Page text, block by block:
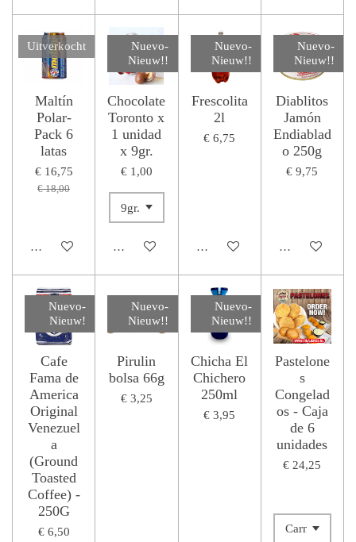
Uitverkocht
Maltín
Polar-
Pack 6
latas
€ 16,75
€ 18,00
Houd mij op de hoogte
Nuevo-
Nieuw!!
Chocolate
Toronto x
1 unidad
x 9gr.
€ 1,00
Houd mij op de hoogte
Nuevo-
Nieuw!!
Frescolita
2l
€ 6,75
Houd mij op de hoogte
Nuevo-
Nieuw!!
Diablitos
Jamón
Endiablad
o 250g
€ 9,75
Houd mij op
Nuevo-
Nieuw!
Cafe
Fama de
America
Original
Venezuel
a
(Ground
Toasted
Coffee) -
250G
€ 6,50
Nuevo-
Nieuw!!
Pirulin
bolsa 66g
€ 3,25
Nuevo-
Nieuw!!
Chicha El
Chichero
250ml
€ 3,95
Pastelone
s
Congelad
os - Caja
de 6
unidades
€ 24,25